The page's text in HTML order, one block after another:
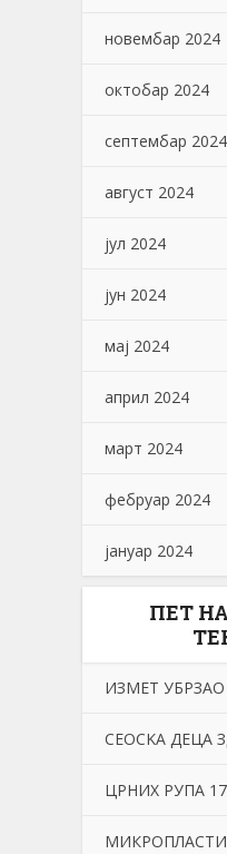
новембар 2024
октобар 2024
септембар 2024
август 2024
јул 2024
јун 2024
мај 2024
април 2024
март 2024
фебруар 2024
јануар 2024
ПЕТ
ИЗМЕТ
СЕОСKА ДЕЦА
ЦРНИХ РУПА